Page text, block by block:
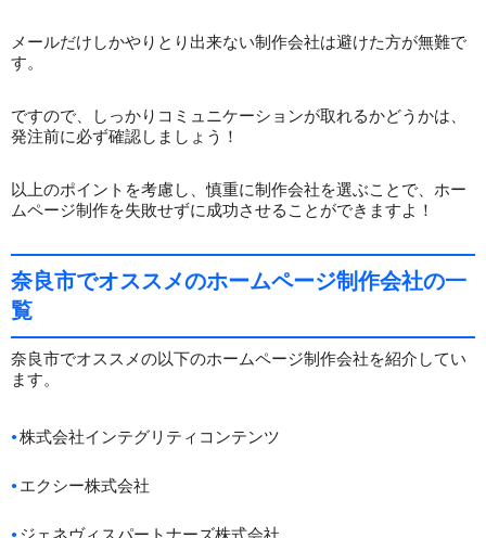
メールだけしかやりとり出来ない制作会社は避けた方が無難で
す。
ですので、しっかりコミュニケーションが取れるかどうかは、
発注前に必ず確認しましょう！
以上のポイントを考慮し、慎重に制作会社を選ぶことで、ホー
ムページ制作を失敗せずに成功させることができますよ！
奈良市でオススメのホームページ制作会社の一
覧
奈良市でオススメの以下のホームページ制作会社を紹介してい
ます。
株式会社インテグリティコンテンツ
エクシー株式会社